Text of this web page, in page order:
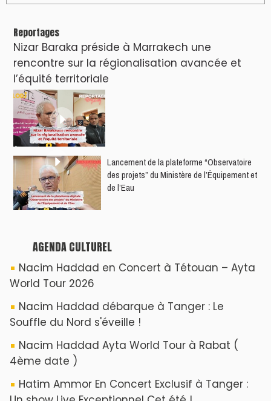
Nacim Haddad débarque à Tanger : Le
Souffle du Nord s'éveille !
Nacim Haddad Ayta World Tour à Rabat (
4ème date )
Hatim Ammor En Concert Exclusif à Tanger :
Un show Live Exceptionnel Cet été !
YASSAR présente son nouveau spectacle
"LAMHAYAB" à Rabat